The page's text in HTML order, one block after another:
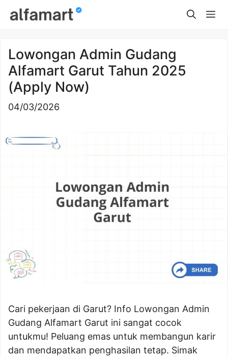
Lowongan Admin Gudang
Alfamart Garut Tahun 2025
(Apply Now)
04/03/2026
Cari pekerjaan di Garut? Info Lowongan Admin
Gudang Alfamart Garut ini sangat cocok
untukmu! Peluang emas untuk membangun karir
dan mendapatkan penghasilan tetap. Simak